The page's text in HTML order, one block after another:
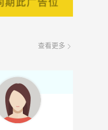
查看更多